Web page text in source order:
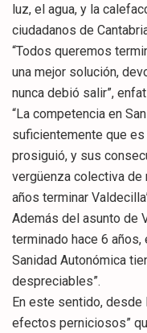
luz, el agua, y la
ciudadanos de
“Todos queremos
una mejor solución,
nunca debió salir”,
“La competencia en
suficientemente que es
prosiguió, y sus
vergüenza colectiva de
años terminar
Además del asunto de
terminado hace 6 años,
Sanidad Autonómica
despreciables”.
En este sentido, desde
efectos perniciosos”